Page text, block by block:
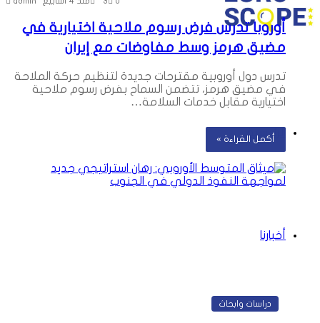
عن
الرئيسية
أخبارنا
أوروبا تدرس فرض رسوم ملاحية اختيارية في
مضيق هرمز وسط مفاوضات مع إيران
تدرس دول أوروبية مقترحات جديدة لتنظيم حركة الملاحة
في مضيق هرمز، تتضمن السماح بفرض رسوم ملاحية
اختيارية مقابل خدمات السلامة…
أكمل القراءة »
دراسات وابحاث